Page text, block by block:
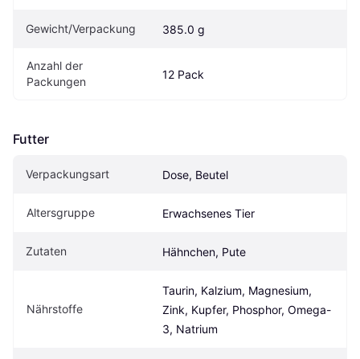
Gewicht/Verpackung 385.0 g
Anzahl der
Packungen
12 Pack
Futter
Verpackungsart Dose, Beutel
Altersgruppe Erwachsenes Tier
Zutaten Hähnchen, Pute
Nährstoffe
Taurin, Kalzium, Magnesium,
Zink, Kupfer, Phosphor, Omega-
3, Natrium